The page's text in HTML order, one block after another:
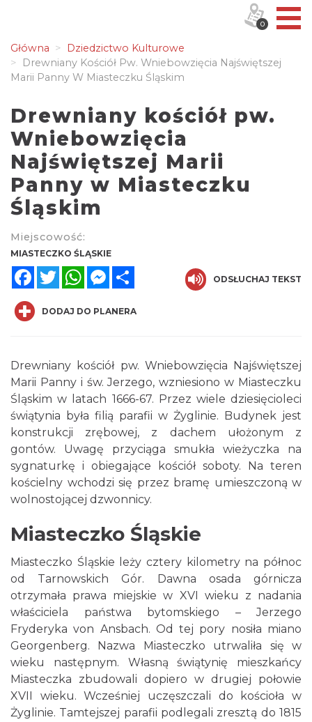
Główna
Dziedzictwo Kulturowe
Drewniany Kościół Pw. Wniebowzięcia Najświętszej
Marii Panny W Miasteczku Śląskim
Drewniany kościół pw.
Wniebowzięcia
Najświętszej Marii
Panny w Miasteczku
Śląskim
Miejscowość:
MIASTECZKO ŚLĄSKIE
FacebookTwitterWhatsAppMessenger
ODSŁUCHAJ TEKST
DODAJ DO PLANERA
Drewniany kościół pw. Wniebowzięcia Najświętszej
Marii Panny i św. Jerzego, wzniesiono w Miasteczku
Śląskim w latach 1666-67. Przez wiele dziesięcioleci
świątynia była filią parafii w Żyglinie. Budynek jest
konstrukcji zrębowej, z dachem ułożonym z
gontów. Uwagę przyciąga smukła wieżyczka na
sygnaturkę i obiegające kościół soboty. Na teren
kościelny wchodzi się przez bramę umieszczoną w
wolnostojącej dzwonnicy.
Miasteczko Śląskie
Miasteczko Śląskie leży cztery kilometry na północ
od Tarnowskich Gór. Dawna osada górnicza
otrzymała prawa miejskie w XVI wieku z nadania
właściciela państwa bytomskiego – Jerzego
Fryderyka von Ansbach. Od tej pory nosiła miano
Georgenberg. Nazwa Miasteczko utrwaliła się w
wieku następnym. Własną świątynię mieszkańcy
Miasteczka zbudowali dopiero w drugiej połowie
XVII wieku. Wcześniej uczęszczali do kościoła w
Żyglinie. Tamtejszej parafii podlegali zresztą do 1815
0